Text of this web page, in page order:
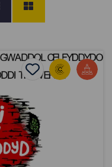
Gwaddol ’65
Add to favourites
Add to favourites